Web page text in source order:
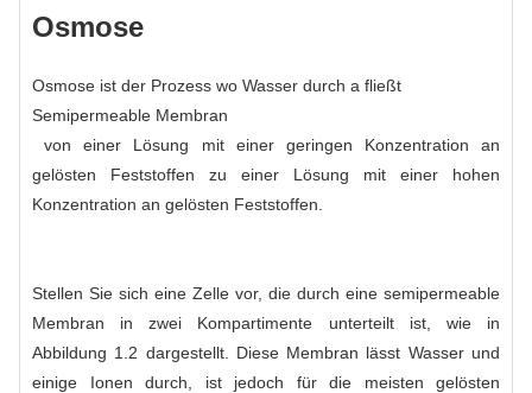
Osmose
Osmose ist der Prozess wo Wasser durch a fließt
Semipermeable Membran
von einer Lösung mit einer geringen Konzentration an
gelösten Feststoffen zu einer Lösung mit einer hohen
Konzentration an gelösten Feststoffen.
Stellen Sie sich eine Zelle vor, die durch eine semipermeable
Membran in zwei Kompartimente unterteilt ist, wie in
Abbildung 1.2 dargestellt. Diese Membran lässt Wasser und
einige Ionen durch, ist jedoch für die meisten gelösten